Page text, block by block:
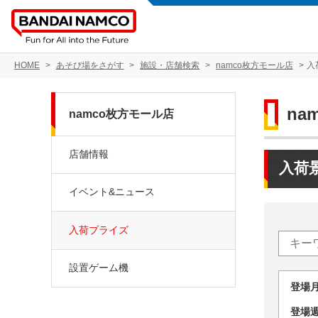
HOME あそび場をさがす 施設・店舗検索 namco枚方モール店 入
入荷
登
登
namco枚方モール店
店舗情報
イベント&ニュース
入荷プライズ
設置ゲーム機